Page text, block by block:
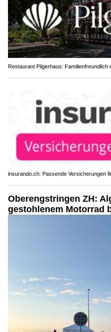
Restaurant Pilgerhaus: Familienfreundlich
insurando.ch: Passende Versicherungen
Oberengstringen ZH:
gestohlenem Motorrad